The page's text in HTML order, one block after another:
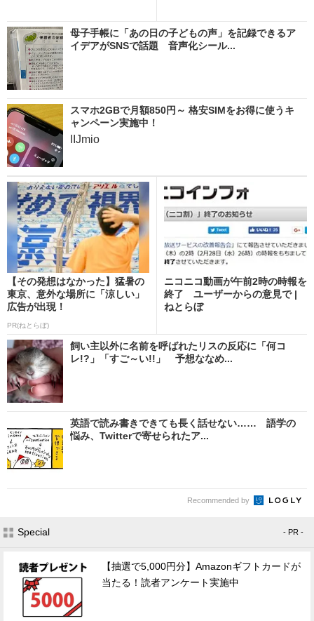
母子手帳に「あの日の子どもの声」を記録できるア
イデアがSNSで話題 音声化シール...
スマホ2GBで月額850円～ 格安SIMをお得に使うキ
ャンペーン実施中！
IIJmio
【その発想はなかった】猛暑の
東京、意外な場所に「涼しい」
広告が出現！
PR(ねとらぼ)
ニコニコ動画が午前2時の時報を
終了 ユーザーからの意見で |
ねとらぼ
飼い主以外に名前を呼ばれたリスの反応に「何コ
レ!?」「すご～い!!」 予想ななめ...
英語で読み書きできても長く話せない…… 語学の
悩み、Twitterで寄せられたア...
Recommended by
Special - PR -
【抽選で5,000円分】Amazonギフトカードが
当たる！読者アンケート実施中